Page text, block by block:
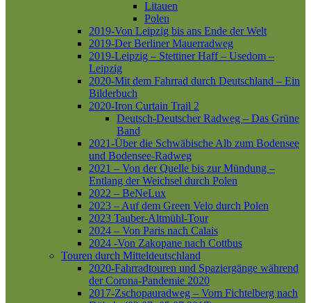
Litauen
Polen
2019-Von Leipzig bis ans Ende der Welt
2019-Der Berliner Mauerradweg
2019-Leipzig – Stettiner Haff – Usedom –
Leipzig
2020-Mit dem Fahrrad durch Deutschland – Ein
Bilderbuch
2020-Iron Curtain Trail 2
Deutsch-Deutscher Radweg – Das Grüne
Band
2021-Über die Schwäbische Alb zum Bodensee
und Bodensee-Radweg
2021 – Von der Quelle bis zur Mündung –
Entlang der Weichsel durch Polen
2022 – BeNeLux
2023 – Auf dem Green Velo durch Polen
2023 Tauber-Altmühl-Tour
2024 – Von Paris nach Calais
2024 -Von Zakopane nach Cottbus
Touren durch Mitteldeutschland
2020-Fahrradtouren und Spaziergänge während
der Corona-Pandemie 2020
2017-Zschopauradweg – Vom Fichtelberg nach